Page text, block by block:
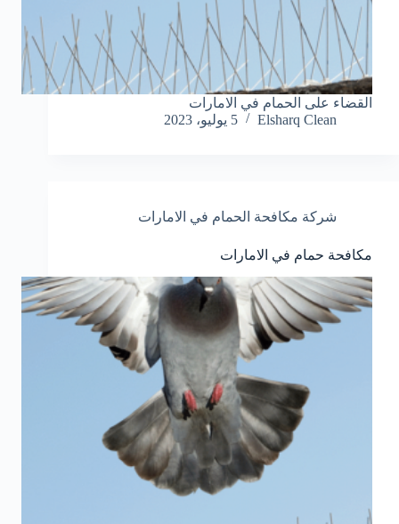
القضاء على الحمام في الامارات
Elsharq Clean
5 يوليو، 2023
شركة مكافحة الحمام في الامارات
مكافحة حمام في الامارات